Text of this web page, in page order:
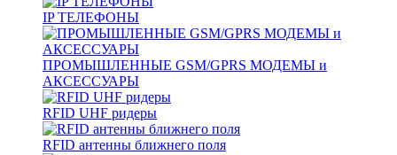
IP ТЕЛЕФОНЫ
ПРОМЫШЛЕННЫЕ GSM/GPRS МОДЕМЫ и
АКСЕССУАРЫ
RFID UHF ридеры
RFID антенны ближнего поля